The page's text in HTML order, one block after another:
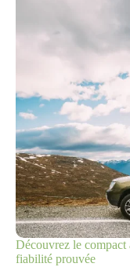
Découvrez le
fiabilité prouvée